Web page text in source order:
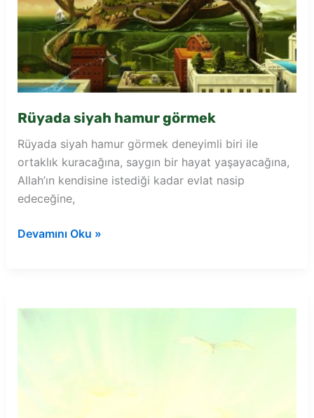
Rüyada siyah hamur görmek
Rüyada siyah hamur görmek deneyimli biri ile
ortaklık kuracağına, saygın bir hayat yaşayacağına,
Allah’ın kendisine istediği kadar evlat nasip
edeceğine,
Rüyada
Devamını Oku »